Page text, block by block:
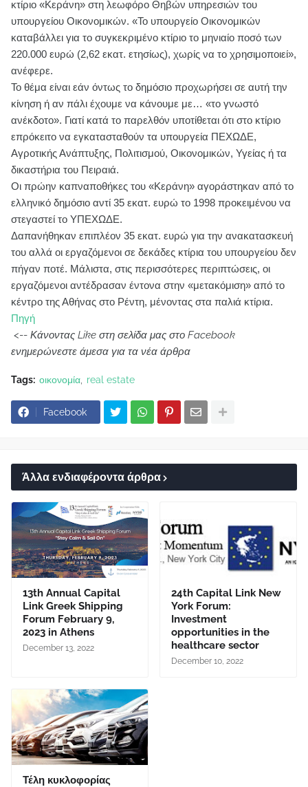
κτίριο «Κεράνη» στη λεωφόρο Θηβών υπηρεσιών του
υπουργείου Οικονομικών. «Το υπουργείο Οικονομικών
καταβάλλει για το συγκεκριμένο κτίριο το μηνιαίο ποσό των
220.000 ευρώ (2,62 εκατ. ετησίως), χωρίς να το χρησιμοποιεί»,
ανέφερε.
Το θέμα είναι εάν όντως το δημόσιο προχωρήσει σε αυτή την
κίνηση ή αν πάλι έχουμε να κάνουμε με… «το γνωστό
ανέκδοτο». Γιατί κατά το παρελθόν υποτίθεται ότι στο κτίριο
επρόκειτο να εγκατασταθούν τα υπουργεία ΠΕΧΩΔΕ,
Αγροτικής Ανάπτυξης, Πολιτισμού, Οικονομικών, Υγείας ή τα
δικαστήρια του Πειραιά.
Οι πρώην καπναποθήκες του «Κεράνη» αγοράστηκαν από το
ελληνικό δημόσιο αντί 35 εκατ. ευρώ το 1998 προκειμένου να
στεγαστεί το ΥΠΕΧΩΔΕ.
Δαπανήθηκαν επιπλέον 35 εκατ. ευρώ για την ανακατασκευή
του αλλά οι εργαζόμενοι σε δεκάδες κτίρια του υπουργείου δεν
πήγαν ποτέ. Μάλιστα, στις περισσότερες περιπτώσεις, οι
εργαζόμενοι αντέδρασαν έντονα στην «μετακόμιση» από το
κέντρο της Αθήνας στο Ρέντη, μένοντας στα παλιά κτίρια.
Πηγή
<-- Κάνοντας Like στη σελίδα μας στο Facebook
ενημερώνεστε άμεσα για τα νέα άρθρα
Tags: οικονομία real estate
Facebook
Άλλα ενδιαφέροντα άρθρα
13th Annual Capital
Link Greek Shipping
Forum February 9,
2023 in Athens
December 13, 2022
24th Capital Link New
York Forum:
Investment
opportunities in the
healthcare sector
December 10, 2022
Τέλη κυκλοφορίας